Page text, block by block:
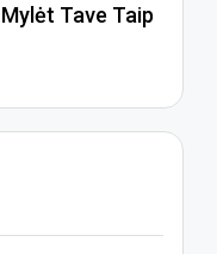
Tave Taip